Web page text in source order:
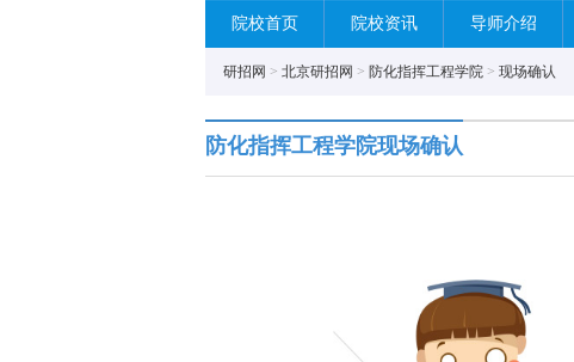
院校首页 院校资讯 导师介绍
研招网 > 北京研招网 > 防化指挥工程学院 > 现场确认
防化指挥工程学院现场确认